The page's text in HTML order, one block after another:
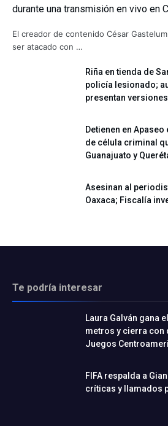
durante una transmisión en vivo en
El creador de contenido César
ser atacado con …
Riña en tienda de
policía lesionado;
presentan
Detienen en
de célula criminal
Guanajuato y
Asesinan al
Oaxaca; Fiscalía
Te podría interesar
Laura Galván gana
metros y cierra con
Juegos
FIFA respalda a
críticas y llamados